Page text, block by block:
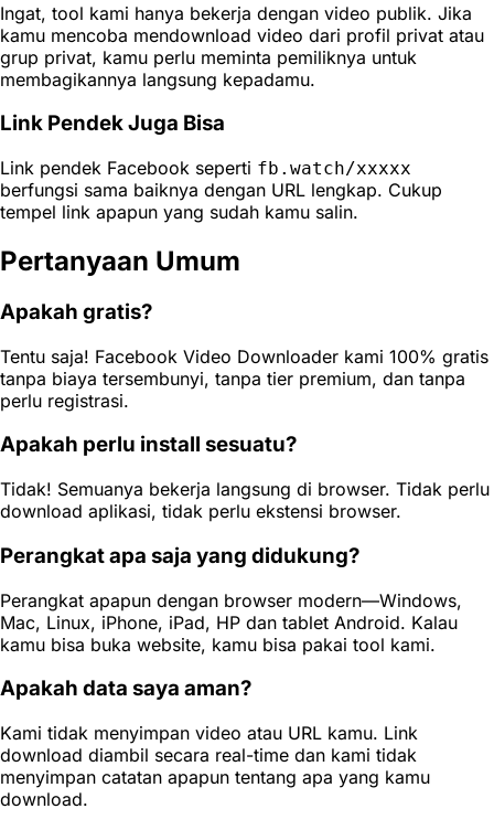
Ingat, tool kami hanya bekerja dengan video publik. Jika
kamu mencoba mendownload video dari profil privat atau
grup privat, kamu perlu meminta pemiliknya untuk
membagikannya langsung kepadamu.
Link Pendek Juga Bisa
Link pendek Facebook seperti fb.watch/xxxxx
berfungsi sama baiknya dengan URL lengkap. Cukup
tempel link apapun yang sudah kamu salin.
Pertanyaan Umum
Apakah gratis?
Tentu saja! Facebook Video Downloader kami 100% gratis
tanpa biaya tersembunyi, tanpa tier premium, dan tanpa
perlu registrasi.
Apakah perlu install sesuatu?
Tidak! Semuanya bekerja langsung di browser. Tidak perlu
download aplikasi, tidak perlu ekstensi browser.
Perangkat apa saja yang didukung?
Perangkat apapun dengan browser modern—Windows,
Mac, Linux, iPhone, iPad, HP dan tablet Android. Kalau
kamu bisa buka website, kamu bisa pakai tool kami.
Apakah data saya aman?
Kami tidak menyimpan video atau URL kamu. Link
download diambil secara real-time dan kami tidak
menyimpan catatan apapun tentang apa yang kamu
download.